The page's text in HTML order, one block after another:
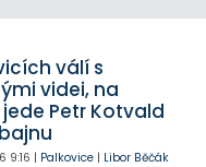
válí s
videi, na
Petr Kotvald
9:16 | Palkovice| Libor Běčák